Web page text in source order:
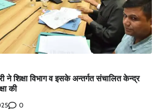
ने शिक्षा विभाग व इसके अन्तर्गत संचालित केन्द्र
की
0